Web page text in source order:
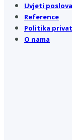
Uvjeti
Reference
Politika
O nama